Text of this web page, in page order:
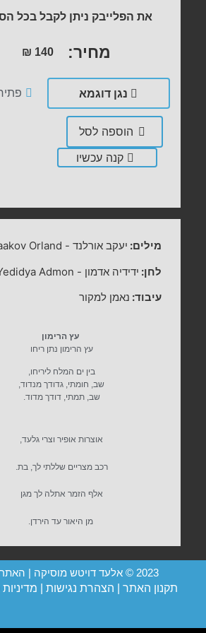
את הפלייבק ניתן לקבל בכל
מחיר: ₪ 140
נגן דוגמא
הוספה לסל
קנה עכשיו
מילים: יעקב אורלנד -
Orland
לחן: ידידיה אדמון -
Admon
עיבוד: נאמן למקור
עץ הרימון
עץ הרימון נתן ריחו
בין ים המלח ליריחו,
שב, חומתי, גדודך מנדוד,
שב, תמתי, דודך מדוד.
אוצרות אופיר וצרי גלעד,
רכב מצריים שללתי לך, בת.
אלף הזמר אתלה לך מגן
מן היאור עד הירדן.
2023 © אלעד דויטש מוסיקה | האתר פועל ברשיון
תקנון האתר
הצהרת נגישות